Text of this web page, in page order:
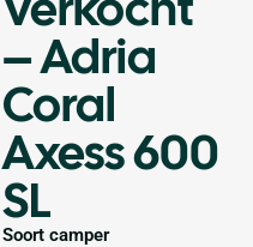
– Adria
Coral
Axess 600
SL
Soort camper